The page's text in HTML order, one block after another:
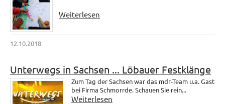
Weiterlesen
12.10.2018
Unterwegs in Sachsen ... Löbauer Festklänge
Zum Tag der Sachsen war das mdr-Team u.a. Gast
bei Firma Schmorrde. Schauen Sie rein...
Weiterlesen